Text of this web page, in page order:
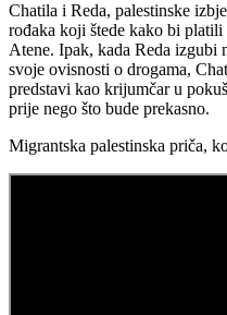
Chatila i Reda, palestinske
rođaka koji štede kako bi
Atene. Ipak, kada Reda izgubi
svoje ovisnosti o drogama,
predstavi kao krijumčar u
prije nego što bude prekasno.
Migrantska palestinska priča,